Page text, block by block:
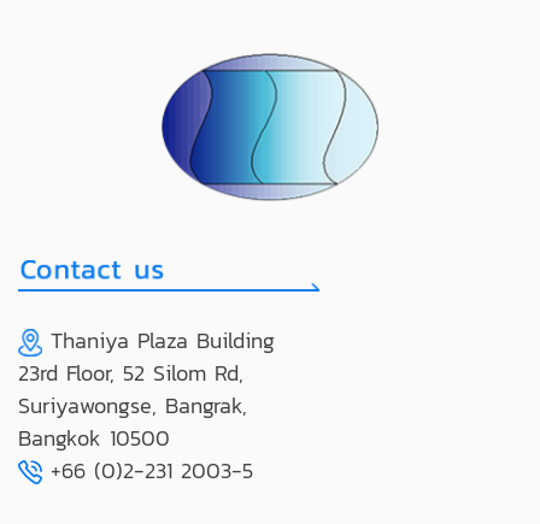
Thaniya Plaza Building
23rd Floor, 52 Silom Rd,
Suriyawongse, Bangrak,
Bangkok 10500
+66 (0)2-231 2003-5